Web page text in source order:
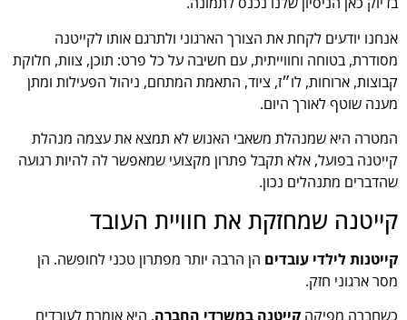
אנחנו יודעים לקחת את הצורך הארגוני ולתרגם אותו לקייטנה
מסודרת, בטוחה וחווייתית, עם חשיבה על כל פרט: תוכן, צוות, חלוקת
קבוצות, ארוחות, לו״ז, ציוד, התאמת המתחם, ניהול הפעילות ומתן
מענה שוטף לאורך היום.
המטרה היא שמנהלת משאבי האנוש לא תמצא את עצמה מנהלת
קייטנה בפועל, אלא תקבל פתרון מקצועי שמאפשר לה להיות רגועה
שהדברים מתנהלים נכון.
קייטנה שמחזקת את חוויית העובד
קייטנות לילדי עובדים הן הרבה יותר מפתרון טכני לחופשה. הן
מסר ארגוני חזק.
כשחברה מפיקה קייטנה במשרדי החברה, היא אומרת לעובדים